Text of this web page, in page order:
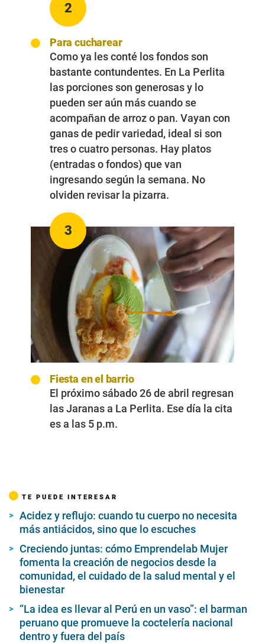
2
Para cucharear
Como ya les conté los fondos son
bastante contundentes. En La Perlita
las porciones son generosas y lo
pueden ser aún más cuando se
acompañan de arroz o pan. Vayan con
ganas de pedir variedad, ideal si son
tres o cuatro personas. Hay platos
(entradas o fondos) que van
ingresando según la semana. No
olviden revisar la pizarra.
3
Fiesta en el barrio
El próximo sábado 26 de abril regresan
las Jaranas a La Perlita. Ese día la cita
es a las 5 p.m.
TE PUEDE INTERESAR
Acidez y reflujo: cuando tu cuerpo no necesita
más antiácidos, sino que lo escuches
Creciendo juntas: cómo Emprendelab Mujer
fomenta la creación de negocios desde la
comunidad, el cuidado de la salud mental y el
bienestar
“La idea es llevar al Perú en un vaso”: el barman
peruano que promueve la coctelería nacional
dentro y fuera del país